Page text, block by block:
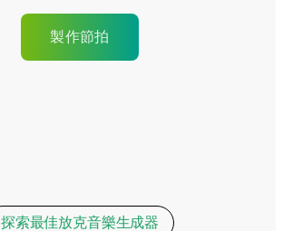
製作節拍
探索最佳放克音樂生成器